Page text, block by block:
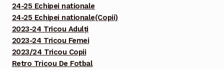
24-25 Echipei nationale
24-25 Echipei nationale(Copii)
2023-24 Tricou Adulți
2023-24 Tricou Femei
2023/24 Tricou Copii
Retro Tricou De Fotbal